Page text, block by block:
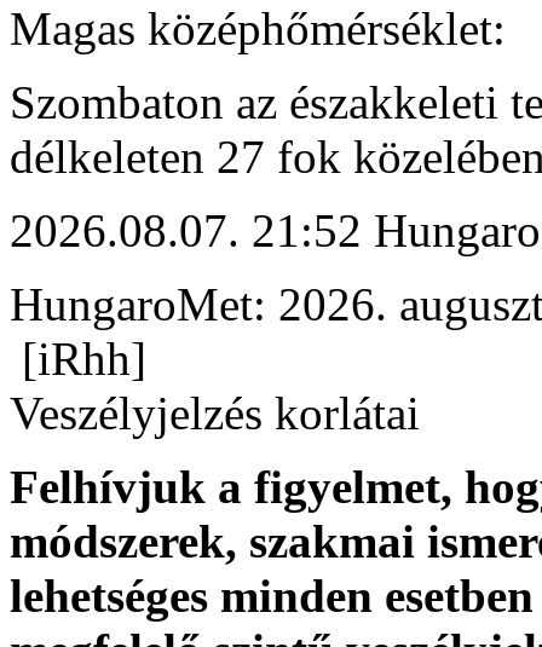
Magas középhőmérséklet:
Szombaton az északkeleti
délkeleten 27 fok
2026.08.07. 21:52
HungaroMet: 2026.
[iRhh]
Veszélyjelzés korlátai
Felhívjuk a figyelmet,
módszerek, szakmai
lehetséges minden